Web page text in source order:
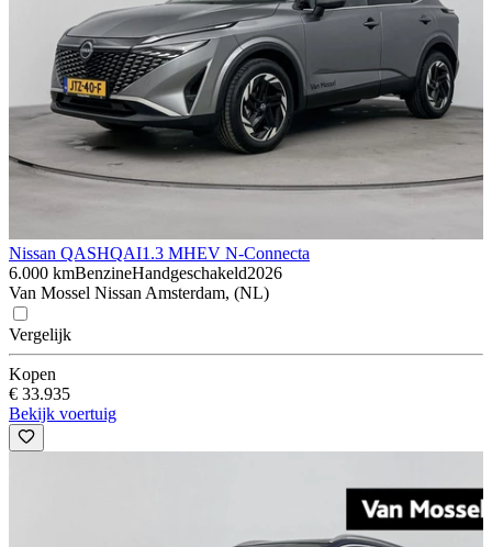
Nissan QASHQAI1.3 MHEV N-Connecta
6.000 kmBenzineHandgeschakeld2026
Van Mossel Nissan Amsterdam, (NL)
Vergelijk
Kopen
€ 33.935
Bekijk voertuig